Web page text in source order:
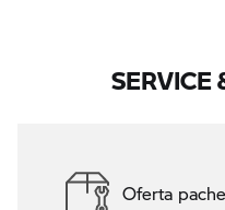
SERVICE
Oferta